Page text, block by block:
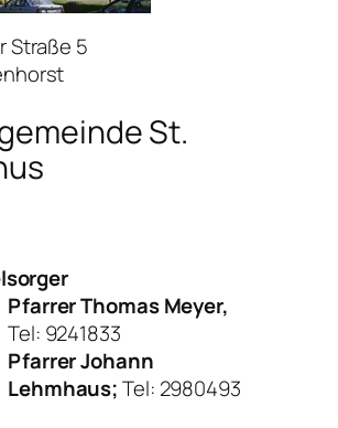
Straße 5
St.
Pfarrer Thomas Meyer,
Tel: 9241833
Pfarrer Johann
Lehmhaus;Tel: 2980493